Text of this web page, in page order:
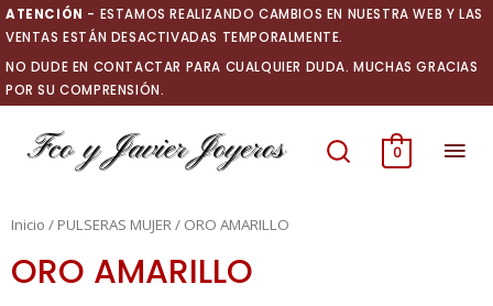
Ir
al
contenido
ATENCIÓN - ESTAMOS REALIZANDO CAMBIOS EN NUESTRA WEB Y LAS
VENTAS ESTÁN DESACTIVADAS TEMPORALMENTE.
NO DUDE EN CONTACTAR PARA CUALQUIER DUDA. MUCHAS GRACIAS
POR SU COMPRENSIÓN.
0
Inicio / PULSERAS MUJER/ ORO AMARILLO
ORO AMARILLO